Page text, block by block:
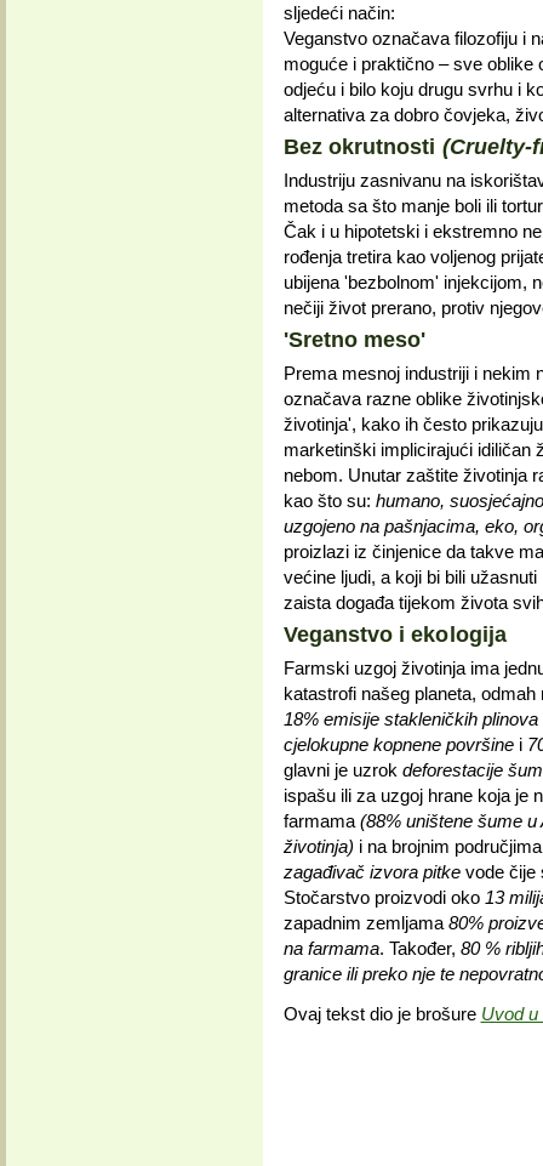
sljedeći način:
Veganstvo označava filozofiju i
moguće i praktično – sve oblike
odjeću i bilo koju drugu svrhu i
alternativa za dobro čovjeka,
Bez okrutnosti (Cruelty-
Industriju zasnivanu na
metoda sa što manje boli ili
Čak i u hipotetski i ekstremno
rođenja tretira kao voljenog
ubijena 'bezbolnom' injekcijom,
nečiji život prerano, protiv
'Sretno meso'
Prema mesnoj industriji i nekim
označava razne oblike
životinja', kako ih često
marketinški implicirajući idiličan
nebom. Unutar zaštite životinja
kao što su: humano,
uzgojeno na pašnjacima, eko,
proizlazi iz činjenice da takve
većine ljudi, a koji bi bili
zaista događa tijekom života
Veganstvo i ekologija
Farmski uzgoj životinja ima
katastrofi našeg planeta,
18% emisije stakleničkih plinova
cjelokupne kopnene površinei
glavni je uzrok deforestacije
ispašu ili za uzgoj hrane koja je
farmama (88% uništene šume
životinja) i na brojnim
zagađivač izvora pitkevode čije
Stočarstvo proizvodi oko 13
zapadnim zemljama 80%
na farmama. Također, 80 %
granice ili preko nje te
Ovaj tekst dio je brošure Uvod